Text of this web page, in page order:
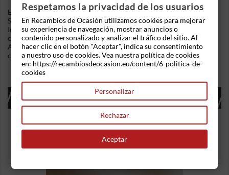
En Recambios de Ocasion disponemos de Anillo Airbag Bmw
Serie 1 Coupe (E82) (2007-2011) 120d (177 cv) .Referencia
Interna: 11290908041863 - Ref: LZ9 12303403. Anillo airbag
completo con dos mando limpia parabrisas e intermitentes.
Ademas, disponemos de mas recambios, si tiene cualquier duda
consultenos.
16 OTROS PRODUCTOS EN LA MISMA
CATEGORÍA:
Respetamos la privacidad de los usuarios
En Recambios de Ocasión utilizamos cookies para mejorar
su experiencia de navegación, mostrar anuncios o
contenido personalizado y analizar el tráfico del sitio. Al
hacer clic en el botón "Aceptar", indica su consentimiento
a nuestro uso de cookies. Vea nuestra política de cookies
en: https://recambiosdeocasion.eu/content/6-politica-de-
cookies
Personalizar
Rechazar
Aceptar